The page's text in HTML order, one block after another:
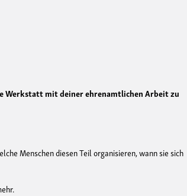
Werkstatt mit deiner ehrenamtlichen Arbeit zu
Menschen diesen Teil organisieren, wann sie sich